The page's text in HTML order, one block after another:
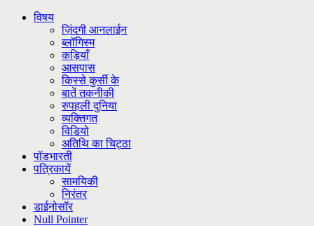
विषय
ज़िंदगी आनलाईन
ब्लॉगिस्म
कड़ियाँ
आसपास
किस्से कुर्सी के
बातें तकनीकी
रुपहली दुनिया
व्यक्तिगत
विडियो
अतिथि का चिट्ठा
पॉडभारती
पत्रिकायें
सामयिकी
निरंतर
डाईनोसॉर
Null Pointer